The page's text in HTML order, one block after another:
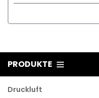
PRODUKTE
Druckluft